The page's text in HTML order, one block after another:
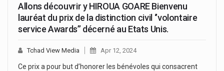
Allons découvrir y HIROUA GOARE Bienvenu
lauréat du prix de la distinction civil ‘’volontaire
service Awards’’ décerné au Etats Unis.
Tchad View Media Apr 12, 2024
Ce prix a pour but d’honorer les bénévoles qui consacrent